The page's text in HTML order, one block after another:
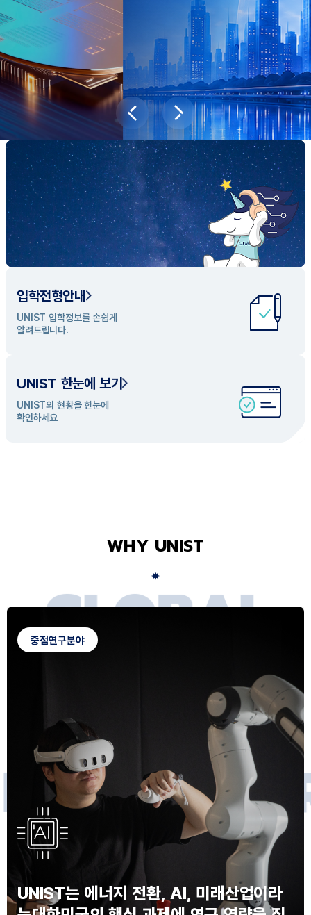
과학기술이 바꿔놓을 2045년 대한민국
당신의 미래는?
대국민 설문조사 바로가기
UNIST 학과 소개
UNIST의 개성있는 학과들을
탐색해 보세요
입학전형안내
UNIST 입학정보를 손쉽게
알려드립니다.
UNIST 한눈에 보기
UNIST의 현황을 한눈에
확인하세요
WHY UNIST
GLOBAL
CA S
R
FU TU RE
NNOVATO
S
중점연구분야
UNIST는 에너지 전환, AI, 미래산업이라